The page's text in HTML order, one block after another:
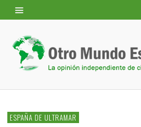
ESPAÑA DE ULTRAMAR